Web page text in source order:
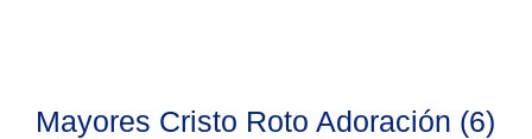
Mayores Cristo Roto Adoración (6)